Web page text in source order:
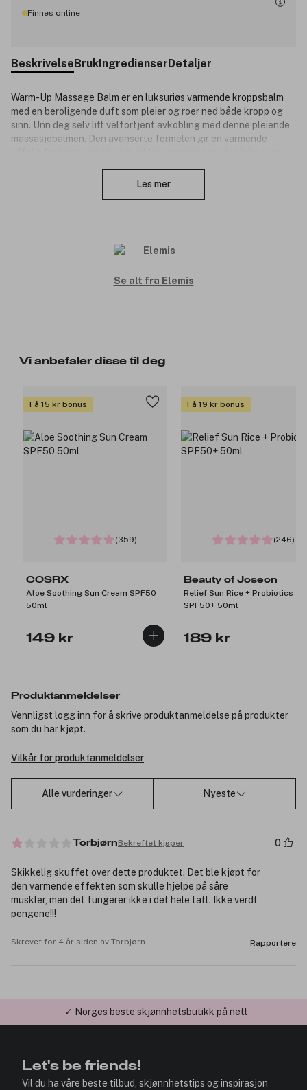
Finnes online
BeskrivelseBrukIngredienserDetaljer
Warm-Up Massage Balm er en luksuriøs varmende kroppsbalm
med en beroligende duft som pleier og roer ned både kropp og
sinn. Unn deg selv litt velfortjent avkobling med denne pleiende
massasjebalmen. Den avanserte formelen gir en varmende
frøolje gjør at huden føles myk og med ny energi. Balmen er
3216406
Les mer
Se alt fra Elemis
Vi anbefaler disse til deg
Få 15 kr bonus
(359)
COSRX
Aloe Soothing Sun Cream SPF50
50ml
149 kr
Få 19 kr bonus
(246)
Beauty of Joseon
Relief Sun Rice + Probiotics
SPF50+ 50ml
189 kr
Produktanmeldelser
Vennligst logg inn for å skrive produktanmeldelse på produkter
som du har kjøpt.
Vilkår for produktanmeldelser
Alle vurderinger Nyeste
TorbjørnBekreftet kjøper 0
Skikkelig skuffet over dette produktet. Det ble kjøpt for
den varmende effekten som skulle hjelpe på såre
muskler, men det fungerer ikke i det hele tatt. Ikke verdt
pengene!!!
Skrevet for 4 år siden av Torbjørn Rapportere
✓ Norges beste skjønnhetsbutikk på nett
Let's be friends!
Vil du ha våre beste tilbud, skjønnhetstips og inspirasjon